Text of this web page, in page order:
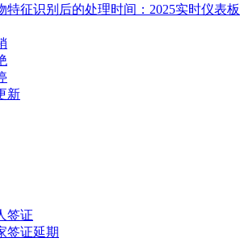
特征识别后的处理时间：2025实时仪表板
新
签证
签证延期